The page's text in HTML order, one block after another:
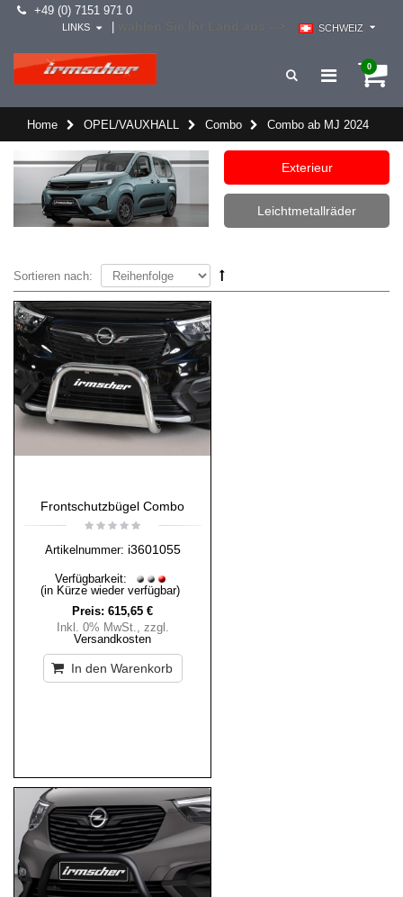
+49 (0) 7151 971 0
SCHWEIZ
LINKS
0
Home OPEL/VAUXHALL Combo Combo ab MJ 2024
Exterieur
Leichtmetallräder
Sortieren nach:
Frontschutzbügel Combo
Artikelnummer: i3601055
Verfügbarkeit:
(in Kürze wieder verfügbar)
Preis: 615,65 €
Inkl. 0% MwSt., zzgl.
Versandkosten
In den Warenkorb